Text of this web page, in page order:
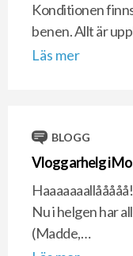
Konditionen
benen. Allt är
Läs mer
BLOGG
Vloggarhelg i
Nu i helgen har
(Madde,…